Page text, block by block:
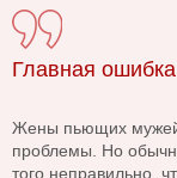
Главная
Жены пьющих мужей
проблемы. Но
того неправильно,